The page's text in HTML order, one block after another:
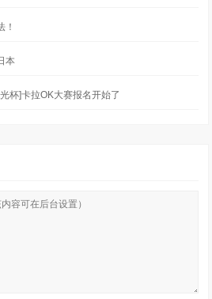
！
本
杯]卡拉OK大赛报名开始了